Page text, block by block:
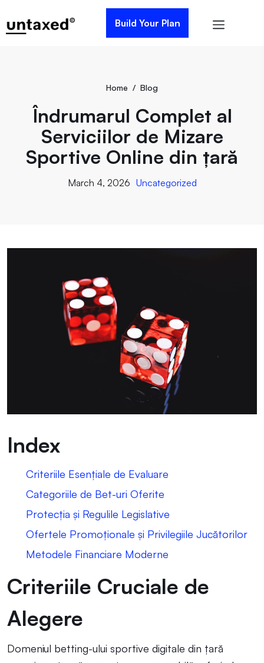
Build Your Plan
Home / Blog
Îndrumarul Complet al
Serviciilor de Mizare
Sportive Online din țară
March 4, 2026 Uncategorized
Index
Criteriile Esențiale de Evaluare
Categoriile de Bet-uri Oferite
Protecția și Regulile Legislative
Ofertele Promoționale și Privilegiile Jucătorilor
Metodele Financiare Moderne
Criteriile Cruciale de
Alegere
Domeniul betting-ului sportive digitale din țară